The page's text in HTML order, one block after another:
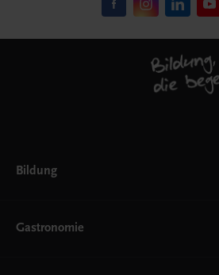
Bildung
AHS
Gastronomie